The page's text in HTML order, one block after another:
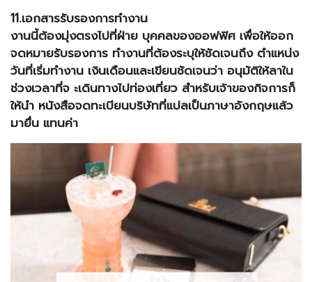
11.เอกสารรับรองการทำงาน
งานนี้ต้องมุ่งตรงไปที่ฝ่าย บุคคลของออฟฟิศ เพื่อให้ออก
จดหมายรับรองการ ทำงานที่ต้องระบุให้ชัดเจนถึงตำแหน่ง
วันที่เริ่มทำงาน เงินเดือนและเขียนชัดเจนว่า อนุมัติให้ลาใน
ช่วงเวลาที่จ ะเดินทางไปท่องเที่ยว สำหรับเจ้าของกิจการก็
ให้นำ หนังสือจดทะเบียนบริษัทที่แปลเป็นภาษาอังกฤษแล้ว
มายื่น แทนค่า